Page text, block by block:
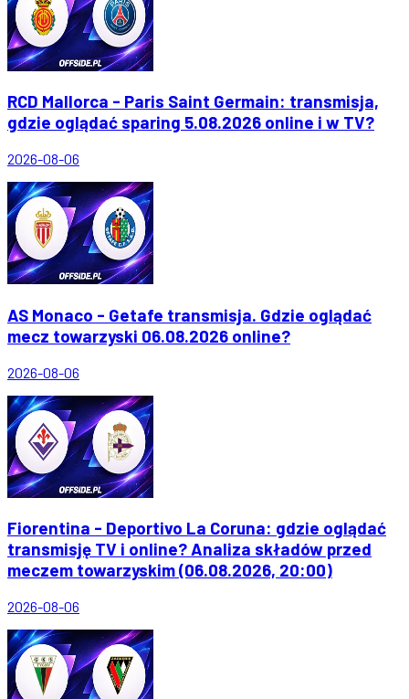
RCD Mallorca - Paris Saint Germain: transmisja,
gdzie oglądać sparing 5.08.2026 online i w TV?
2026-08-06
AS Monaco - Getafe transmisja. Gdzie oglądać
mecz towarzyski 06.08.2026 online?
2026-08-06
Fiorentina - Deportivo La Coruna: gdzie oglądać
transmisję TV i online? Analiza składów przed
meczem towarzyskim (06.08.2026, 20:00)
2026-08-06